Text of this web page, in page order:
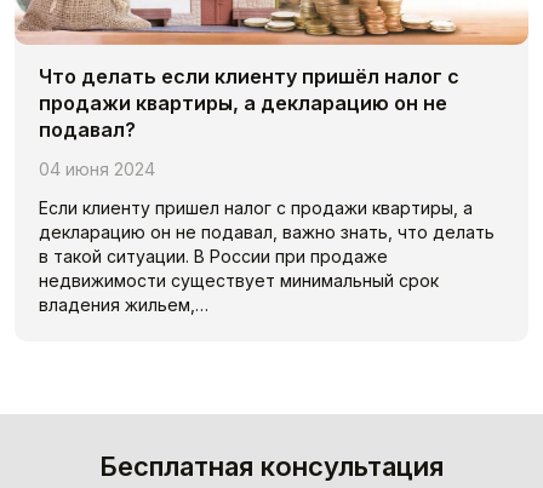
Что делать если клиенту пришёл налог с
продажи квартиры, а декларацию он не
подавал?
04 июня 2024
Если клиенту пришел налог с продажи квартиры, а
декларацию он не подавал, важно знать, что делать
в такой ситуации. В России при продаже
недвижимости существует минимальный срок
владения жильем,…
Бесплатная консультация